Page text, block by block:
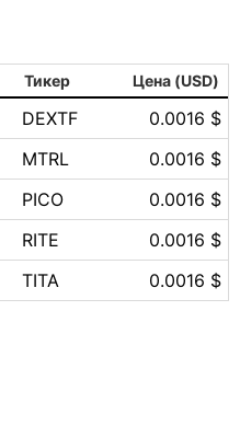
Тикер Цена (USD)
DEXTF
0.0016 $
MTRL
0.0016 $
PICO
0.0016 $
RITE
0.0016 $
TITA 0.0016 $